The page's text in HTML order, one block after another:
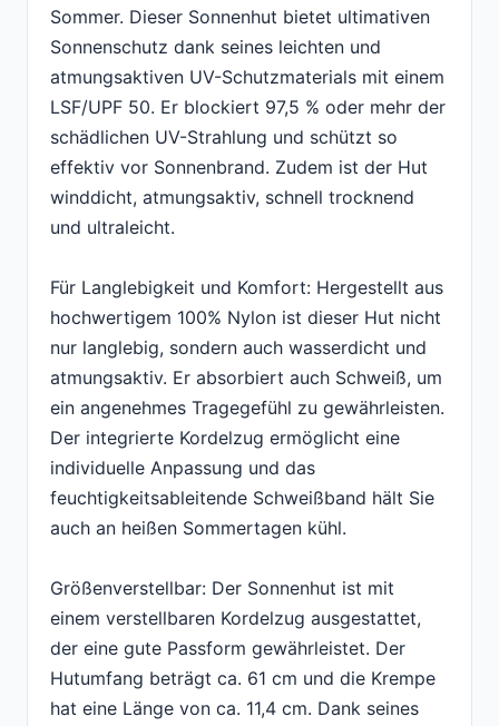
Sommer. Dieser Sonnenhut bietet ultimativen
Sonnenschutz dank seines leichten und
atmungsaktiven UV-Schutzmaterials mit einem
LSF/UPF 50. Er blockiert 97,5 % oder mehr der
schädlichen UV-Strahlung und schützt so
effektiv vor Sonnenbrand. Zudem ist der Hut
winddicht, atmungsaktiv, schnell trocknend
und ultraleicht.
Für Langlebigkeit und Komfort: Hergestellt aus
hochwertigem 100% Nylon ist dieser Hut nicht
nur langlebig, sondern auch wasserdicht und
atmungsaktiv. Er absorbiert auch Schweiß, um
ein angenehmes Tragegefühl zu gewährleisten.
Der integrierte Kordelzug ermöglicht eine
individuelle Anpassung und das
feuchtigkeitsableitende Schweißband hält Sie
auch an heißen Sommertagen kühl.
Größenverstellbar: Der Sonnenhut ist mit
einem verstellbaren Kordelzug ausgestattet,
der eine gute Passform gewährleistet. Der
Hutumfang beträgt ca. 61 cm und die Krempe
hat eine Länge von ca. 11,4 cm. Dank seines